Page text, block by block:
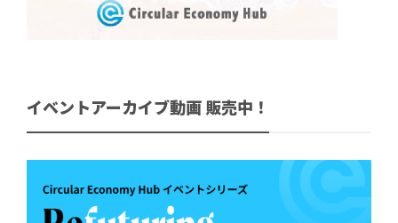
イベントアーカイブ動画 販売中！